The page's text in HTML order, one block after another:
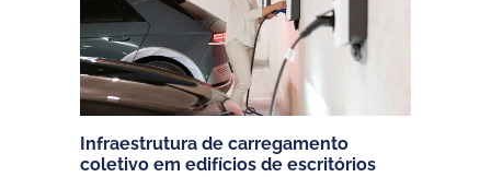
Infraestrutura de carregamento
coletivo em edifícios de escritórios